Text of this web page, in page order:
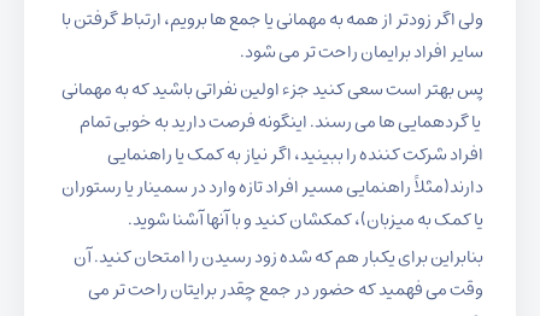
ولی اگر زودتر از همه به مهمانی یا جمع ها برویم، ارتباط گرفتن با
سایر افراد برایمان راحت تر می شود.
پس بهتر است سعی کنید جزء اولین نفراتی باشید که به مهمانی
یا گردهمایی ها می رسند. اینگونه فرصت دارید به خوبی تمام
افراد شرکت کننده را ببینید، اگر نیاز به کمک یا راهنمایی
دارند(مثلاً راهنمایی مسیر افراد تازه وارد در سمینار یا رستوران
یا کمک به میزبان)، کمکشان کنید و با آنها آشنا شوید.
بنابراین برای یکبار هم که شده زود رسیدن را امتحان کنید. آن
وقت می فهمید که حضور در جمع چقدر برایتان راحت تر می